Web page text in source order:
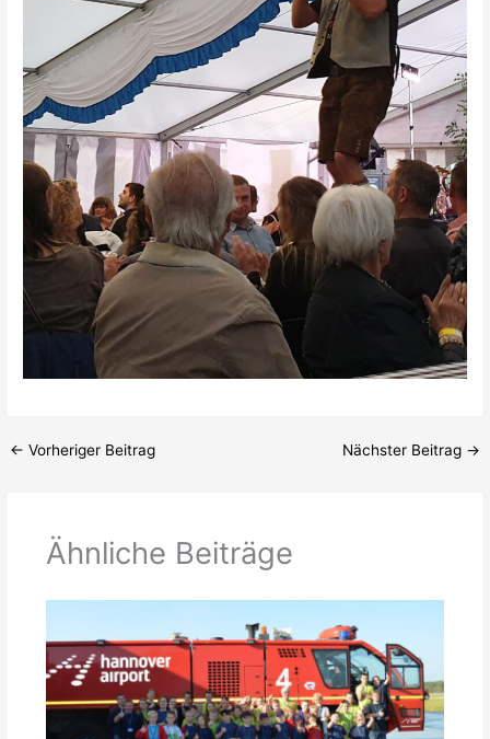
← Vorheriger Beitrag Nächster Beitrag →
Ähnliche Beiträge